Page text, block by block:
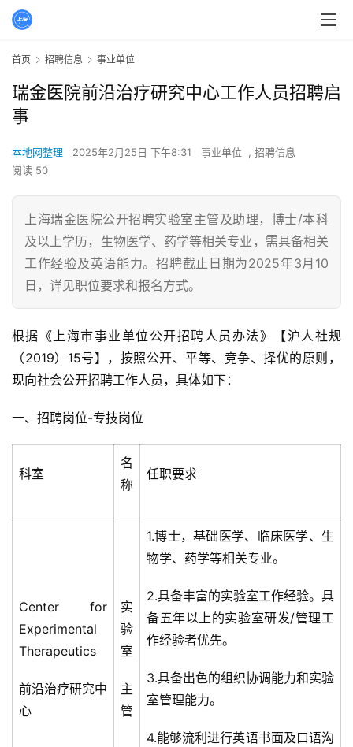
首页 招聘信息 事业单位
瑞金医院前沿治疗研究中心工作人员招聘启
事
本地网整理 2025年2月25日 下午8:31 事业单位 , 招聘信息
阅读 50
上海瑞金医院公开招聘实验室主管及助理，博士/本科
及以上学历，生物医学、药学等相关专业，需具备相关
工作经验及英语能力。招聘截止日期为2025年3月10
日，详见职位要求和报名方式。
根据《上海市事业单位公开招聘人员办法》【沪人社规
（2019）15号】，按照公开、平等、竞争、择优的原则，
现向社会公开招聘工作人员，具体如下：
一、招聘岗位-专技岗位
科室
名
称
任职要求
Center for
Experimental
Therapeutics
前沿治疗研究中
心
实
验
室
主
管
1.博士，基础医学、临床医学、生
物学、药学等相关专业。
2.具备丰富的实验室工作经验。具
备五年以上的实验室研发/管理工
作经验者优先。
3.具备出色的组织协调能力和实验
室管理能力。
4.能够流利进行英语书面及口语沟